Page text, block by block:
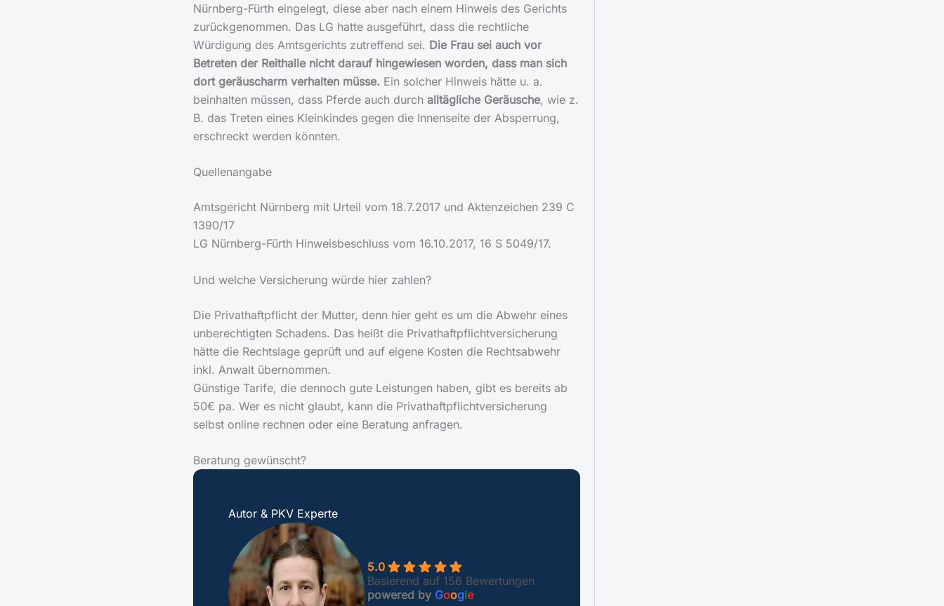
Nürnberg-Fürth eingelegt, diese aber nach einem Hinweis des Gerichts
zurückgenommen. Das LG hatte ausgeführt, dass die rechtliche
Würdigung des Amtsgerichts zutreffend sei. Die Frau sei auch vor
Betreten der Reithalle nicht darauf hingewiesen worden, dass man sich
dort geräuscharm verhalten müsse. Ein solcher Hinweis hätte u. a.
beinhalten müssen, dass Pferde auch durch alltägliche Geräusche, wie z.
B. das Treten eines Kleinkindes gegen die Innenseite der Absperrung,
erschreckt werden könnten.
Quellenangabe
Amtsgericht Nürnberg mit Urteil vom 18.7.2017 und Aktenzeichen 239 C
1390/17
LG Nürnberg-Fürth Hinweisbeschluss vom 16.10.2017, 16 S 5049/17.
Und welche Versicherung würde hier zahlen?
Die Privathaftpflicht der Mutter, denn hier geht es um die Abwehr eines
unberechtigten Schadens. Das heißt die Privathaftpflichtversicherung
hätte die Rechtslage geprüft und auf eigene Kosten die Rechtsabwehr
inkl. Anwalt übernommen.
Günstige Tarife, die dennoch gute Leistungen haben, gibt es bereits ab
50€ pa. Wer es nicht glaubt, kann die Privathaftpflichtversicherung
selbst online rechnen oder eine Beratung anfragen.
Beratung gewünscht?
Autor & PKV Experte
5.0
Basierend auf 156 Bewertungen
powered by Google